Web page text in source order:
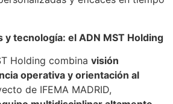
y tecnología: el ADN MST Holding
Holding combina visión
operativa y orientación al
de IFEMA MADRID,